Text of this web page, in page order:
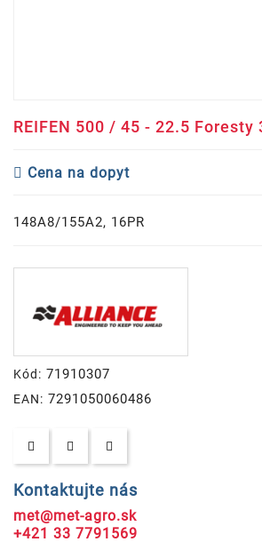
REIFEN 500 / 45 - 22.5 Foresty
Cena na dopyt
148A8/155A2, 16PR
Kód: 71910307
EAN: 7291050060486
Kontaktujte nás
met@met-agro.sk
+421 33 7791569